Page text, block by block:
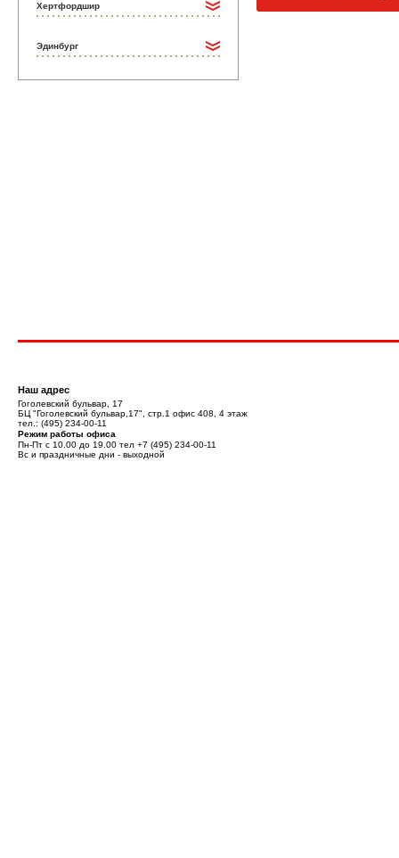
Хертфордшир
Эдинбург
Наш адрес
Гоголевский бульвар, 17
БЦ "Гоголевский бульвар,17", стр.1 офис 408, 4 этаж
тел.: (495) 234-00-11
Режим работы офиса
Пн-Пт с 10.00 до 19.00 тел +7 (495) 234-00-11
Вс и праздничные дни - выходной